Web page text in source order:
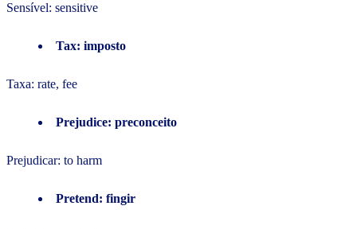
Sensível: sensitive
Tax: imposto
Taxa: rate, fee
Prejudice: preconceito
Prejudicar: to harm
Pretend: fingir